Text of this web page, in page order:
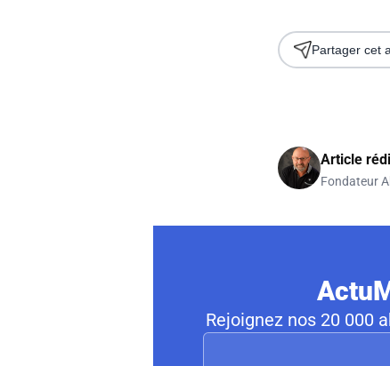
Partager cet
Article
Fondateur
Rejoignez nos 20 000